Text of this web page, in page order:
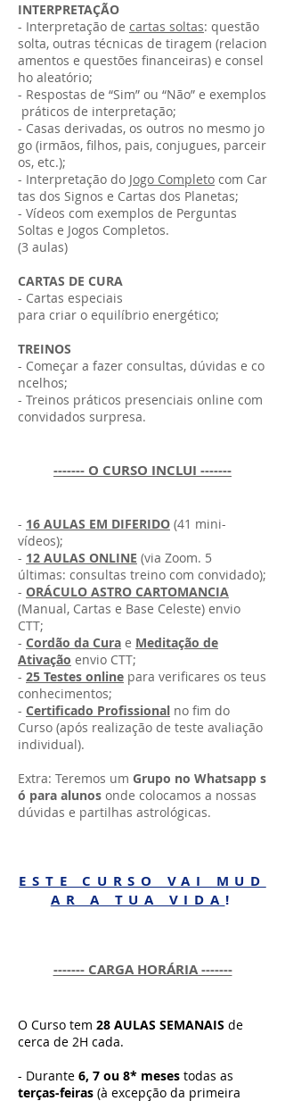
INTERPRETAÇÃO
- Interpretação de cartas soltas: questão
solta, outras técnicas de tiragem (relacion
amentos e questões financeiras) e consel
ho aleatório;
- Respostas de “Sim” ou “Não” e exemplos
práticos de interpretação;
- Casas derivadas, os outros no mesmo jo
go (irmãos, filhos, pais, conjugues, parceir
os, etc.);
- Interpretação do Jogo Completo com Car
tas dos Signos e Cartas dos Planetas;
- Vídeos com exemplos de Perguntas
Soltas e Jogos Completos.
(3 aulas)
CARTAS DE CURA
- Cartas especiais
para criar o equilíbrio energético;
TREINOS
- Começar a fazer consultas, dúvidas e co
ncelhos;
- Treinos práticos presenciais online com
convidados surpresa.
------- O CURSO INCLUI -------
- 16 AULAS EM DIFERIDO (41 mini-
vídeos);
- 12 AULAS ONLINE (via Zoom. 5
últimas: consultas treino com convidado);
- ORÁCULO ASTRO CARTOMANCIA
(Manual, Cartas e Base Celeste) envio
CTT;
- Cordão da Cura e Meditação de
Ativação envio CTT;
- 25 Testes online para verificares os teus
conhecimentos;
- Certificado Profissional no fim do
Curso (após realização de teste avaliação
individual).
Extra: Teremos um Grupo no Whatsapp s
ó para alunos onde colocamos a nossas
dúvidas e partilhas astrológicas.
ESTE CURSO VAI MUD
AR A TUA VIDA !
------- CARGA HORÁRIA -------
O Curso tem 28 AULAS SEMANAIS de
cerca de 2H cada.
- Durante 6, 7 ou 8* meses todas as
terças-feiras (à excepção da primeira